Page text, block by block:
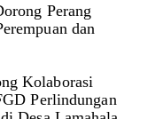
Perang
dan
Kolaborasi
Perlindungan